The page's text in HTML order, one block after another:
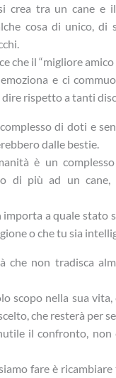
crea tra un cane e
cosa di unico,
che il “migliore
e ci
rispetto a tanti
complesso di doti e
dalle bestie.
è un
di più ad un cane,
importa a quale stato
o che tu sia
che non tradisca
scopo nella sua
che resterà per
il confronto, non
fare è